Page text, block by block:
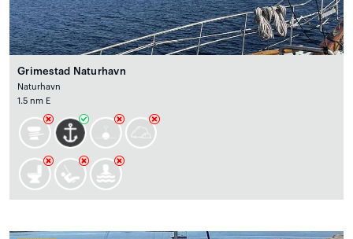
Grimestad Naturhavn
Naturhavn
1.5 nm E